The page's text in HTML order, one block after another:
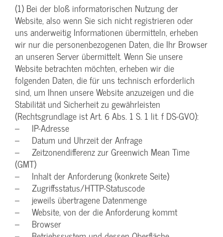
(1) Bei der bloß informatorischen Nutzung der
Website, also wenn Sie sich nicht registrieren oder
uns anderweitig Informationen übermitteln, erheben
wir nur die personenbezogenen Daten, die Ihr Browser
an unseren Server übermittelt. Wenn Sie unsere
Website betrachten möchten, erheben wir die
folgenden Daten, die für uns technisch erforderlich
sind, um Ihnen unsere Website anzuzeigen und die
Stabilität und Sicherheit zu gewährleisten
(Rechtsgrundlage ist Art. 6 Abs. 1 S. 1 lit. f DS-GVO):
– IP-Adresse
– Datum und Uhrzeit der Anfrage
– Zeitzonendifferenz zur Greenwich Mean Time
(GMT)
– Inhalt der Anforderung (konkrete Seite)
– Zugriffsstatus/HTTP-Statuscode
– jeweils übertragene Datenmenge
– Website, von der die Anforderung kommt
– Browser